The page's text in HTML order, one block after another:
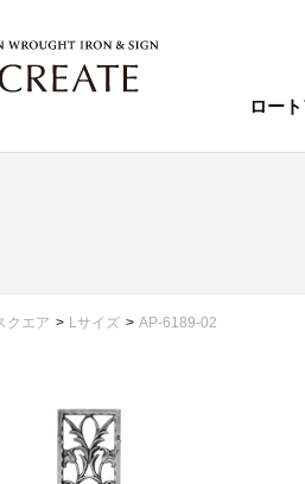
ロー
クエア Lサイズ AP-6189-02